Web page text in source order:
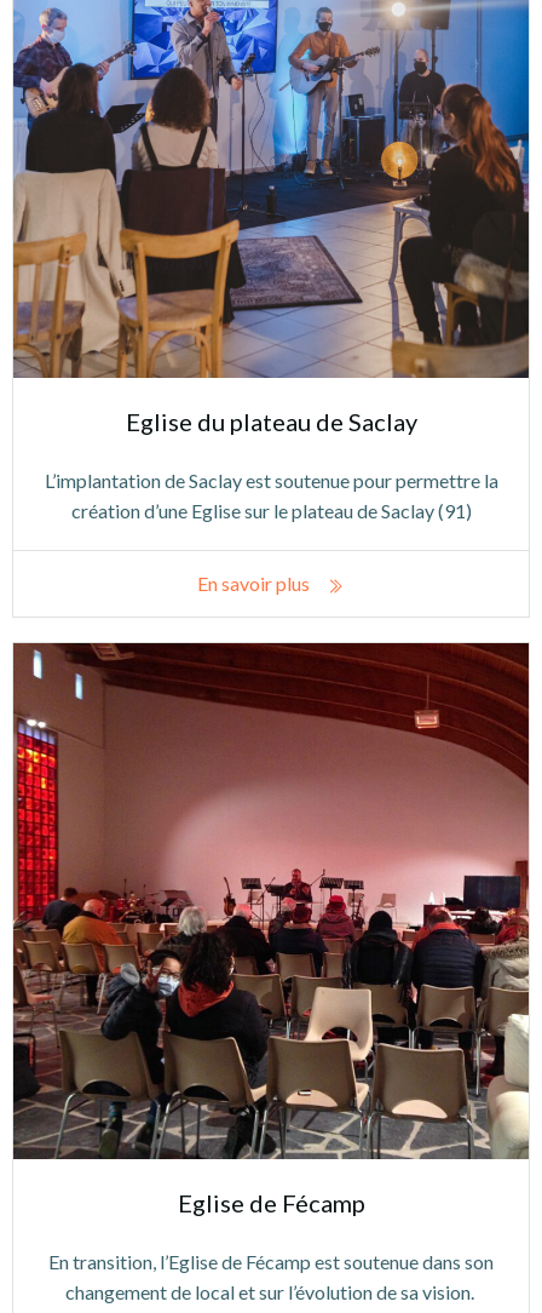
Eglise du plateau de Saclay
L’implantation de Saclay est soutenue pour permettre la
création d’une Eglise sur le plateau de Saclay (91)
En savoir plus
Eglise de Fécamp
En transition, l’Eglise de Fécamp est soutenue dans son
changement de local et sur l’évolution de sa vision.